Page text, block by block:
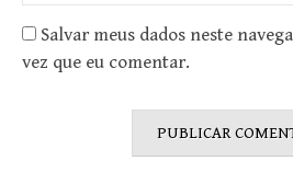
Salvar meus dados neste
vez que eu comentar.